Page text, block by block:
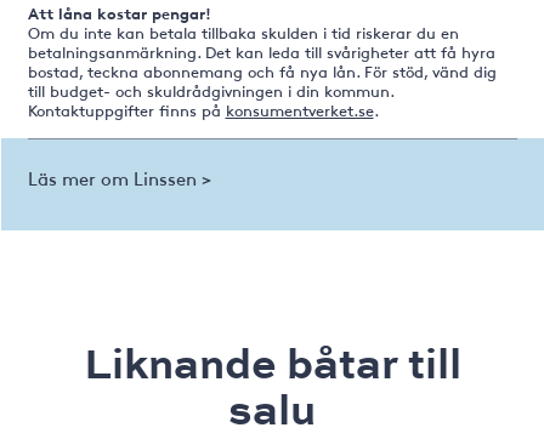
Att låna kostar pengar!
Om du inte kan betala tillbaka skulden i tid riskerar du en
betalningsanmärkning. Det kan leda till svårigheter att få hyra
bostad, teckna abonnemang och få nya lån. För stöd, vänd dig
till budget- och skuldrådgivningen i din kommun.
Kontaktuppgifter finns på konsumentverket.se.
Läs mer om Linssen >
Liknande båtar till
salu